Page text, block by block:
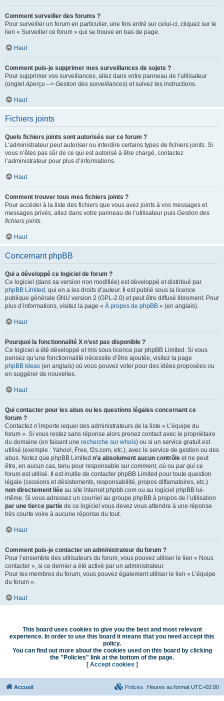
Comment surveiller des forums ?
Pour surveiller un forum en particulier, une fois entré sur celui-ci, cliquez sur le
lien « Surveiller ce forum » qui se trouve en bas de page.
Haut
Comment puis-je supprimer mes surveillances de sujets ?
Pour supprimer vos surveillances, allez dans votre panneau de l’utilisateur
(ongletAperçu --> Gestion des surveillances) et suivez les instructions.
Haut
Fichiers joints
Quels fichiers joints sont autorisés sur ce forum ?
L’administrateur peut autoriser ou interdire certains types de fichiers joints. Si
vous n’êtes pas sûr de ce qui est autorisé à être chargé, contactez
l’administrateur pour plus d’informations.
Haut
Comment trouver tous mes fichiers joints ?
Pour accéder à la liste des fichiers que vous avez joints à vos messages et
messages privés, allez dans votre panneau de l’utilisateur puis Gestion des
fichiers joints.
Haut
Concernant phpBB
Qui a développé ce logiciel de forum ?
Ce logiciel (dans sa version non modifiée) est développé et distribué par
phpBB Limited , qui en a les droits d’auteur. Il est publié sous la licence
publique générale GNU version 2 (GPL-2.0) et peut être diffusé librement. Pour
plus d’informations, visitez la page « À propos de phpBB » (en anglais).
Haut
Pourquoi la fonctionnalité X n’est pas disponible ?
Ce logiciel a été développé et mis sous licence par phpBB Limited. Si vous
pensez qu’une fonctionnalité nécessite d’être ajoutée, visitez la page
phpBB Ideas (en anglais) où vous pouvez voter pour des idées proposées ou
en suggérer de nouvelles.
Haut
Qui contacter pour les abus ou les questions légales concernant ce
forum ?
Contactez n’importe lequel des administrateurs de la liste « L’équipe du
forum ». Si vous restez sans réponse alors prenez contact avec le propriétaire
du domaine (en faisant une recherche sur whois) ou si un service gratuit est
utilisé (exemple : Yahoo!, Free, f2s.com, etc.), avec le service de gestion ou des
abus. Notez que phpBB Limited n’a absolument aucun contrôle et ne peut
être, en aucun cas, tenu pour responsable sur comment, où ou par qui ce
forum est utilisé. Il est inutile de contacter phpBB Limited pour toute question
légale (cessions et désistements, responsabilité, propos diffamatoires, etc.)
non directement liée au site Internet phpbb.com ou au logiciel phpBB lui-
même. Si vous adressez un courriel au groupe phpBB à propos de l’utilisation
par une tierce partie de ce logiciel vous devez vous attendre à une réponse
très courte voire à aucune réponse du tout.
Haut
Comment puis-je contacter un administrateur du forum ?
Pour l’ensemble des utilisateurs du forum, vous pouvez utiliser le lien « Nous
contacter », si ce dernier a été activé par un administrateur.
Pour les membres du forum, vous pouvez également utiliser le lien « L’équipe
du forum ».
Haut
This board uses cookies to give you the best and most relevant
experience. In order to use this board it means that you need accept this
policy.
You can find out more about the cookies used on this board by clicking
the "Policies" link at the bottom of the page.
[ Accept cookies ]
Accueil Heures au format UTC+02:00
Policies